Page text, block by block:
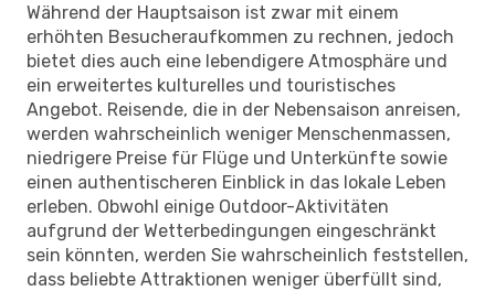
Während der Hauptsaison ist zwar mit einem
erhöhten Besucheraufkommen zu rechnen, jedoch
bietet dies auch eine lebendigere Atmosphäre und
ein erweitertes kulturelles und touristisches
Angebot. Reisende, die in der Nebensaison anreisen,
werden wahrscheinlich weniger Menschenmassen,
niedrigere Preise für Flüge und Unterkünfte sowie
einen authentischeren Einblick in das lokale Leben
erleben. Obwohl einige Outdoor-Aktivitäten
aufgrund der Wetterbedingungen eingeschränkt
sein könnten, werden Sie wahrscheinlich feststellen,
dass beliebte Attraktionen weniger überfüllt sind,